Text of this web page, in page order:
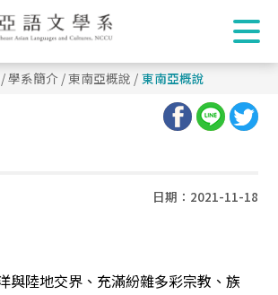
/學系簡介 /東南亞概說 / 東南亞概說
日期：2021-11-18
與陸地交界、充滿紛雜多彩宗教、族